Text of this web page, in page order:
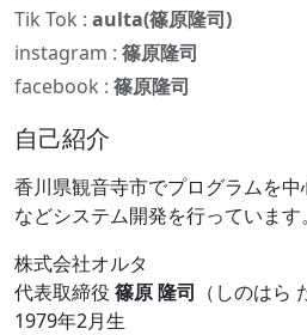
Tik Tok : aulta(篠原隆司)
instagram : 篠原隆司
facebook : 篠原隆司
自己紹介
香川県観音寺市でプログラムを
などシステム開発を行っています。
株式会社オルタ
代表取締役 篠原 隆司 （しのはら
1979年2月生